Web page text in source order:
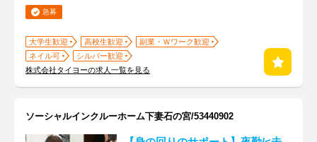
急募
大学生歓迎 高校生歓迎
副業・Ｗワーク歓迎
ネイル可
シルバー歓迎
株式会社タイヨーの求人一覧を見る
ソーシャルインクルーホーム下妻石の宮/53440902